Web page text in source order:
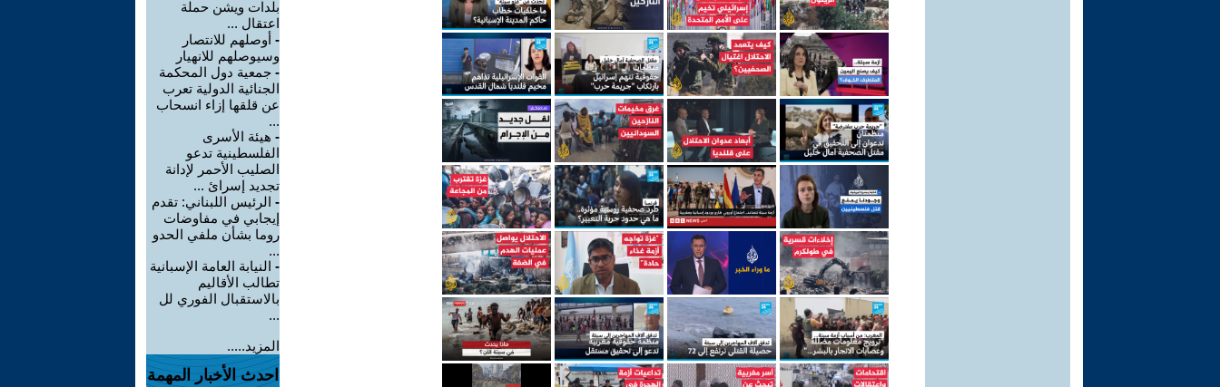
بلدات ويشن حملة
اعتقال ...
- أوصلهم للانتصار
وسيوصلهم للانهيار
- جمعية دول المحكمة
الجنائية الدولية تعرب
عن قلقها إزاء انسحاب
...
- هيئة الأسرى
الفلسطينية تدعو
الصليب الأحمر لإدانة
تجديد إسرائ ...
- الرئيس اللبناني: تقدم
إيجابي في مفاوضات
روما بشأن ملفي الحدو
...
- النيابة العامة الإسبانية
تطالب الأقاليم
بالاستقبال الفوري لل
...
المزيد.....
احدث الأخبار المهمة